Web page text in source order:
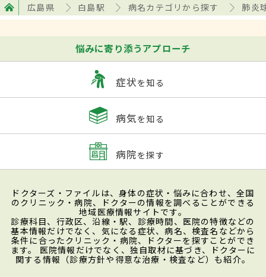
広島県 白島駅 病名カテゴリから探す 肺炎
悩みに寄り添うアプローチ
症状を知る
病気を知る
病院を探す
ドクターズ・ファイルは、身体の症状・悩みに合わせ、全国
のクリニック・病院、ドクターの情報を調べることができる
地域医療情報サイトです。
診療科目、行政区、沿線・駅、診療時間、医院の特徴などの
基本情報だけでなく、気になる症状、病名、検査名などから
条件に合ったクリニック・病院、ドクターを探すことができ
ます。 医院情報だけでなく、独自取材に基づき、ドクターに
関する情報（診療方針や得意な治療・検査など）も紹介。